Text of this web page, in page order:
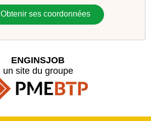
Obtenir ses coordonnées
ENGINSJOB
un site du groupe